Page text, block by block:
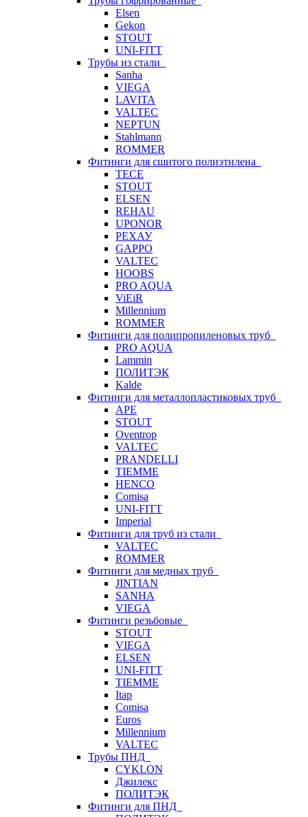
Elsen
Gekon
STOUT
UNI-FITT
Трубы из стали
Sanha
VIEGA
LAVITA
VALTEC
NEPTUN
Stahlmann
ROMMER
Фитинги для сшитого полиэтилена
TECE
STOUT
ELSEN
REHAU
UPONOR
РЕХАУ
GAPPO
VALTEC
HOOBS
PRO AQUA
ViEiR
Millennium
ROMMER
Фитинги для полипропиленовых труб
PRO AQUA
Lammin
ПОЛИТЭК
Kalde
Фитинги для металлопластиковых труб
APE
STOUT
Oventrop
VALTEC
PRANDELLI
TIEMME
HENCO
Comisa
UNI-FITT
Imperial
Фитинги для труб из стали
VALTEC
ROMMER
Фитинги для медных труб
JINTIAN
SANHA
VIEGA
Фитинги резьбовые
STOUT
VIEGA
ELSEN
UNI-FITT
TIEMME
Itap
Comisa
Euros
Millennium
VALTEC
Трубы ПНД
CYKLON
Джилекс
ПОЛИТЭК
Фитинги для ПНД